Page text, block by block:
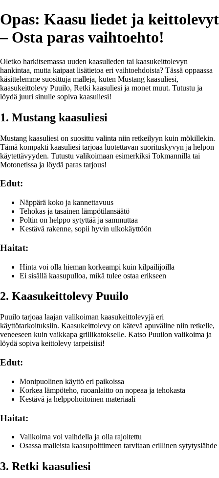
Opas: Kaasu liedet ja keittolevyt
– Osta paras vaihtoehto!
Oletko harkitsemassa uuden kaasulieden tai kaasukeittolevyn
hankintaa, mutta kaipaat lisätietoa eri vaihtoehdoista? Tässä oppaassa
käsittelemme suosittuja malleja, kuten Mustang kaasuliesi,
kaasukeittolevy Puuilo, Retki kaasuliesi ja monet muut. Tutustu ja
löydä juuri sinulle sopiva kaasuliesi!
1. Mustang kaasuliesi
Mustang kaasuliesi on suosittu valinta niin retkeilyyn kuin mökillekin.
Tämä kompakti kaasuliesi tarjoaa luotettavan suorituskyvyn ja helpon
käytettävyyden. Tutustu valikoimaan esimerkiksi Tokmannilla tai
Motonetissa ja löydä paras tarjous!
Edut:
Näppärä koko ja kannettavuus
Tehokas ja tasainen lämpötilansäätö
Poltin on helppo sytyttää ja sammuttaa
Kestävä rakenne, sopii hyvin ulkokäyttöön
Haitat:
Hinta voi olla hieman korkeampi kuin kilpailijoilla
Ei sisällä kaasupulloa, mikä tulee ostaa erikseen
2. Kaasukeittolevy Puuilo
Puuilo tarjoaa laajan valikoiman kaasukeittolevyjä eri
käyttötarkoituksiin. Kaasukeittolevy on kätevä apuväline niin retkelle,
veneeseen kuin vaikkapa grillikatokselle. Katso Puuilon valikoima ja
löydä sopiva keittolevy tarpeisiisi!
Edut:
Monipuolinen käyttö eri paikoissa
Korkea lämpöteho, ruoanlaitto on nopeaa ja tehokasta
Kestävä ja helppohoitoinen materiaali
Haitat:
Valikoima voi vaihdella ja olla rajoitettu
Osassa malleista kaasupolttimeen tarvitaan erillinen sytytyslähde
3. Retki kaasuliesi